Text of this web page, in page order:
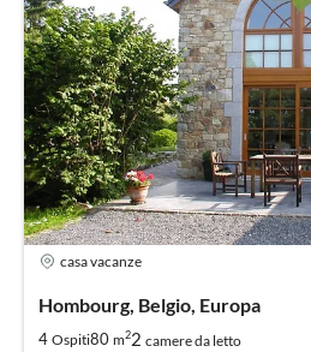
casa vacanze
Hombourg, Belgio, Europa
4 Ospiti80 m22 camere da letto